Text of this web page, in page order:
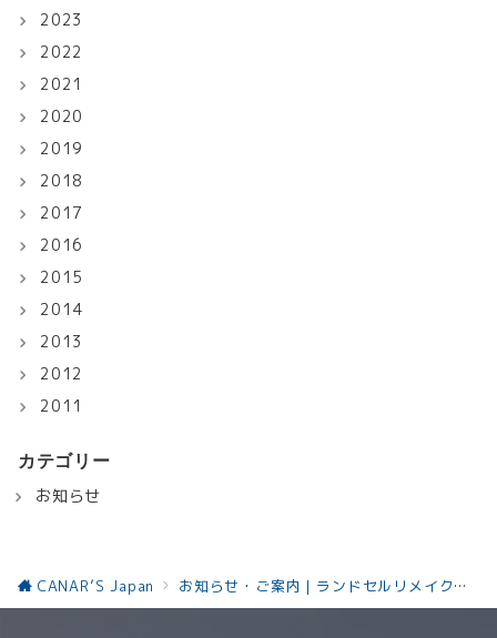
2023
2022
2021
2020
2019
2018
2017
2016
2015
2014
2013
2012
2011
カテゴリー
お知らせ
CANAR’S Japan お知らせ・ご案内｜ランドセルリメイクと革製品の最新情報お知らせ